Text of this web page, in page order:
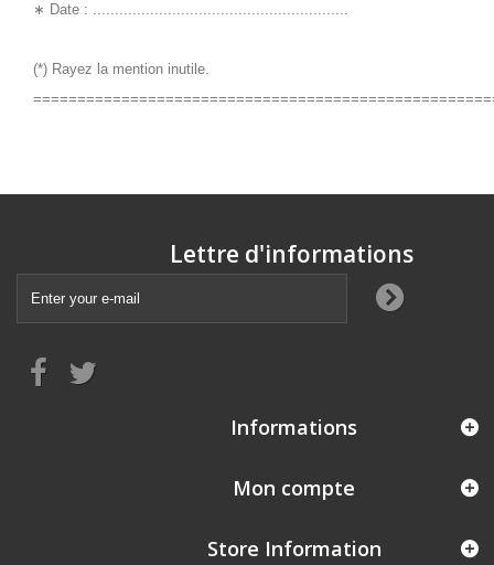
∗ Date : ..........................................................
(*) Rayez la mention inutile.
Lettre d'informations
Informations
Mon compte
Store Information